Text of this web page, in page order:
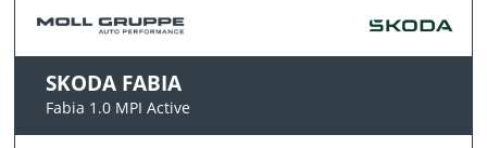
SKODA FABIA
Fabia 1.0 MPI Active